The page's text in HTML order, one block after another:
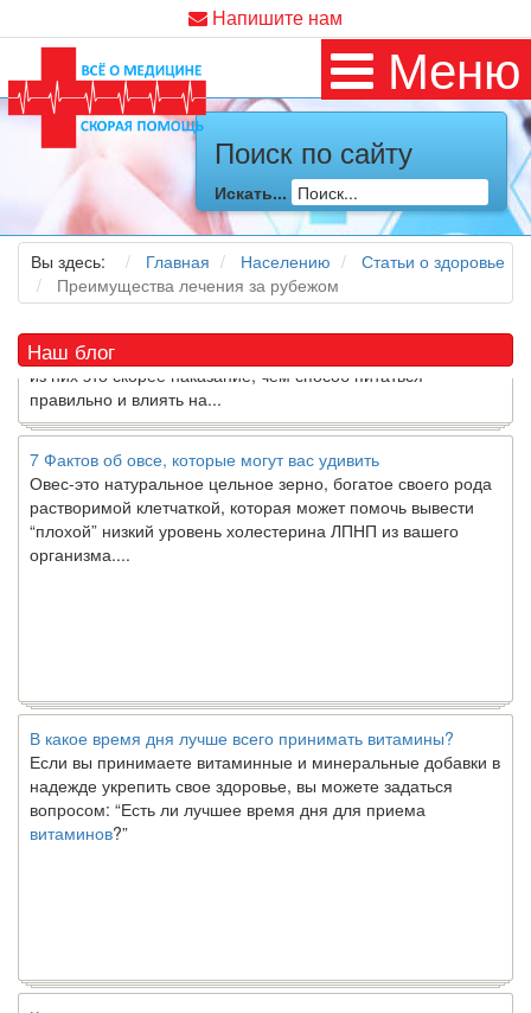
Напишите нам
Меню
Поиск по сайту
Искать...
Вы здесь: Главная Населению
Статьи о здоровье
Преимущества лечения за рубежом
Наш блог
Как я заболел во время локдауна?
Это странная ситуация: вы соблюдали все меры
предосторожности COVID-19 (вы почти все время дома),
но, тем не менее, вы каким-то образом простудились. Вы
можете задаться...
5 причин обратить внимание на средиземноморскую диету
приходят в нашужизньи быстро исчезают из нее. Многие
из них это скорее наказание, чем способ питаться
правильно и влиять на...
Овес-это натуральное цельное зерно, богатое своего рода
растворимой клетчаткой, которая может помочь вывести
“плохой” низкий уровень холестерина ЛПНП из вашего
организма....
Если вы принимаете витаминные и минеральные добавки в
надежде укрепить свое здоровье, вы можете задаться
вопросом: “Есть ли лучшее время дня для приема
витаминов ?”